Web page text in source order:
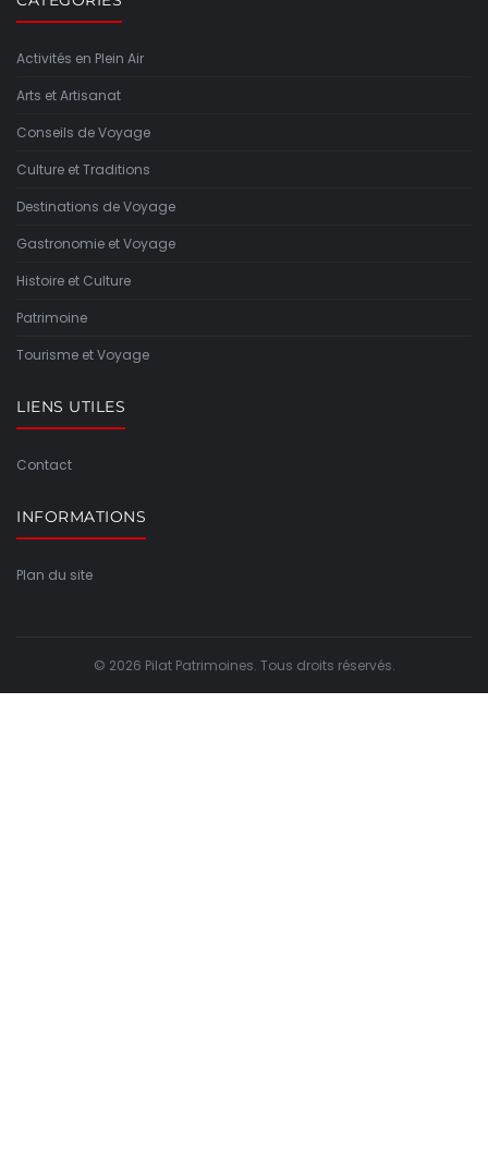
Activités en Plein Air
Arts et Artisanat
Conseils de Voyage
Culture et Traditions
Destinations de Voyage
Gastronomie et Voyage
Histoire et Culture
Patrimoine
Tourisme et Voyage
LIENS UTILES
Contact
INFORMATIONS
Plan du site
© 2026 Pilat Patrimoines. Tous droits réservés.